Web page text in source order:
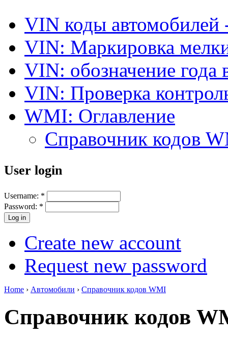
VIN коды автомобилей
VIN: Маркировка
VIN: обозначение года
VIN: Проверка
WMI: Оглавление
Справочник кодов
User login
Username: *
Password: *
Create new account
Request new password
Home › Автомобили › Справочник кодов WMI
Справочник кодов